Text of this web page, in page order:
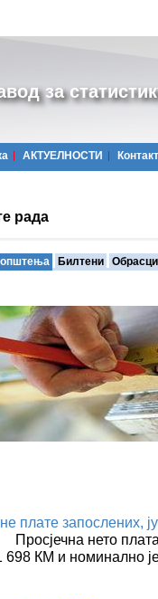
за
АКТУЕЛНОСТИ Контакт
рада
Билтени Обрасци
плате запослених,
нето плата
698 КМ и номинално